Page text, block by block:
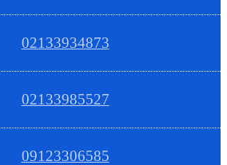
02133934873
02133985527
09123306585